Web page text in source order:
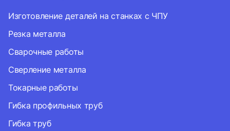
Изготовление деталей на станках с ЧПУ
Резка металла
Сварочные работы
Сверление металла
Токарные работы
Гибка профильных труб
Гибка труб